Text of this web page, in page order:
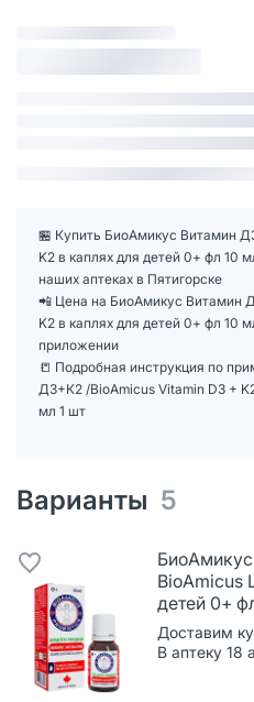
🏪 Купить БиоАмикус Витамин
K2 в каплях для детей 0+ фл 10
наших аптеках в Пятигорске
📲 Цена на БиоАмикус Витамин
K2 в каплях для детей 0+ фл 10
приложении
📒 Подробная инструкция по
Д3+К2 /BioAmicus Vitamin D3 +
мл 1 шт
Варианты 5
BioAmicus
детей 0+
Доставим
В аптеку 18